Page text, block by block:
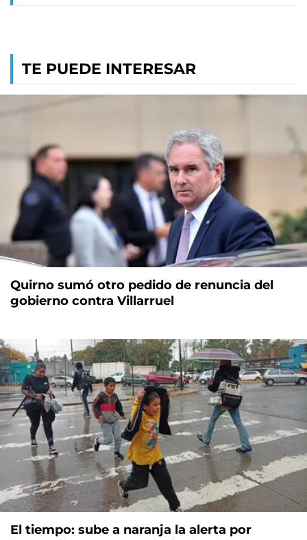
TE PUEDE INTERESAR
Quirno sumó otro pedido de renuncia del
gobierno contra Villarruel
El tiempo: sube a naranja la alerta por